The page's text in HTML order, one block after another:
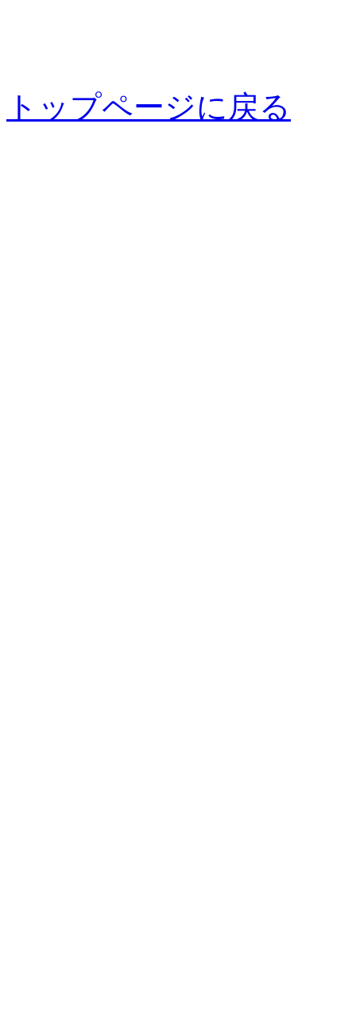
トップページに戻る